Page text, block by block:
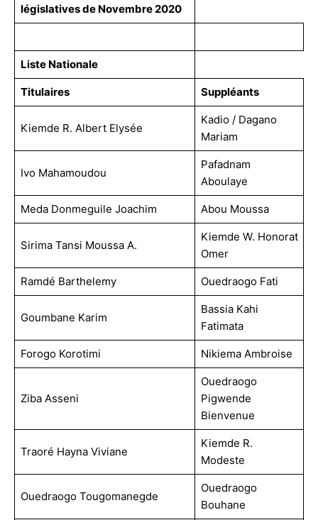
législatives de Novembre 2020
Liste Nationale
Titulaires Suppléants
Kiemde R. Albert Elysée
Kadio / Dagano
Mariam
Ivo Mahamoudou
Pafadnam
Aboulaye
Meda Donmeguile Joachim Abou Moussa
Sirima Tansi Moussa A.
Kiemde W. Honorat
Omer
Ramdé Barthelemy Ouedraogo Fati
Goumbane Karim
Bassia Kahi
Fatimata
Forogo Korotimi Nikiema Ambroise
Ziba Asseni
Ouedraogo
Pigwende
Bienvenue
Traoré Hayna Viviane
Kiemde R.
Modeste
Ouedraogo Tougomanegde
Ouedraogo
Bouhane